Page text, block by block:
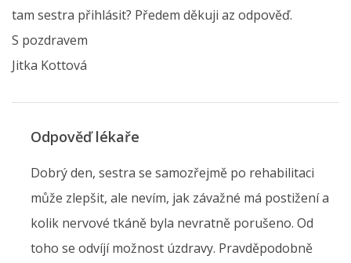
tam sestra přihlásit? Předem děkuji az odpověď.
S pozdravem
Jitka Kottová
Odpověď lékaře
Dobrý den, sestra se samozřejmě po rehabilitaci
může zlepšit, ale nevím, jak závažné má postižení a
kolik nervové tkáně byla nevratně porušeno. Od
toho se odvíjí možnost úzdravy. Pravděpodobně